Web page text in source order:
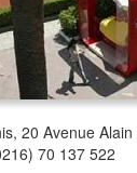
20 Avenue
70 137 522